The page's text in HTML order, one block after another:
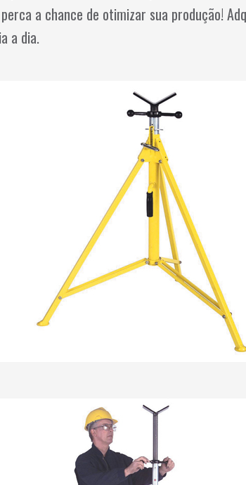
a chance de otimizar sua produção!
a dia.